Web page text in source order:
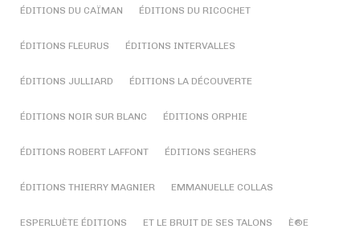
ÉDITIONS DU CAÏMAN ÉDITIONS DU RICOCHET
ÉDITIONS FLEURUS ÉDITIONS INTERVALLES
ÉDITIONS JULLIARD ÉDITIONS LA DÉCOUVERTE
ÉDITIONS NOIR SUR BLANC ÉDITIONS ORPHIE
ÉDITIONS ROBERT LAFFONT ÉDITIONS SEGHERS
ÉDITIONS THIERRY MAGNIER EMMANUELLE COLLAS
ESPERLUÈTE ÉDITIONS ET LE BRUIT DE SES TALONS È®E